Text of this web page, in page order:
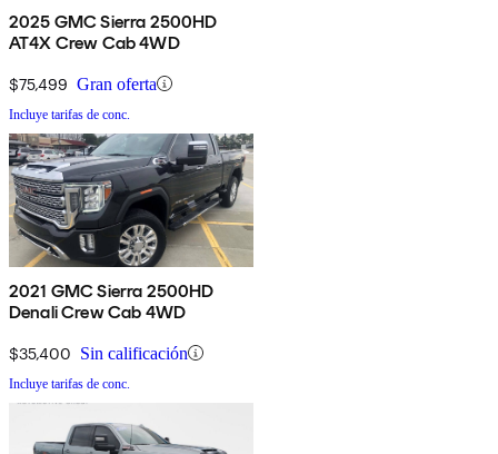
2025 GMC Sierra 2500HD
AT4X Crew Cab 4WD
$75,499 Gran oferta
Incluye tarifas de conc.
2021 GMC Sierra 2500HD
Denali Crew Cab 4WD
$35,400 Sin calificación
Incluye tarifas de conc.